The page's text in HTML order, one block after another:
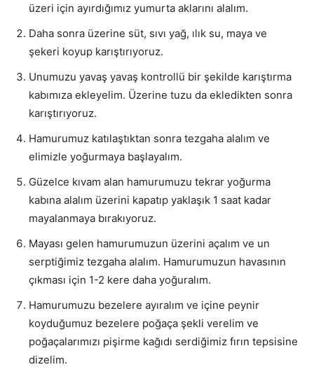
üzeri için ayırdığımız yumurta aklarını alalım.
Daha sonra üzerine süt, sıvı yağ, ılık su, maya ve
şekeri koyup karıştırıyoruz.
Unumuzu yavaş yavaş kontrollü bir şekilde karıştırma
kabımıza ekleyelim. Üzerine tuzu da ekledikten sonra
karıştırıyoruz.
Hamurumuz katılaştıktan sonra tezgaha alalım ve
elimizle yoğurmaya başlayalım.
Güzelce kıvam alan hamurumuzu tekrar yoğurma
kabına alalım üzerini kapatıp yaklaşık 1 saat kadar
mayalanmaya bırakıyoruz.
Mayası gelen hamurumuzun üzerini açalım ve un
serptiğimiz tezgaha alalım. Hamurumuzun havasının
çıkması için 1-2 kere daha yoğuralım.
Hamurumuzu bezelere ayıralım ve içine peynir
koyduğumuz bezelere poğaça şekli verelim ve
poğaçalarımızı pişirme kağıdı serdiğimiz fırın tepsisine
dizelim.